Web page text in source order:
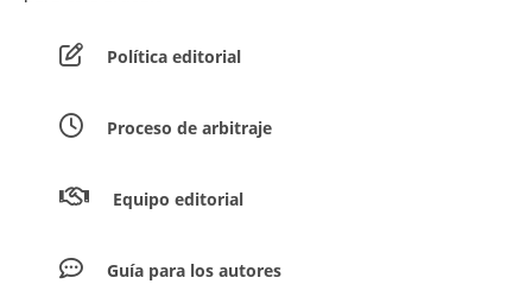
Política editorial
Proceso de arbitraje
Equipo editorial
Guía para los autores